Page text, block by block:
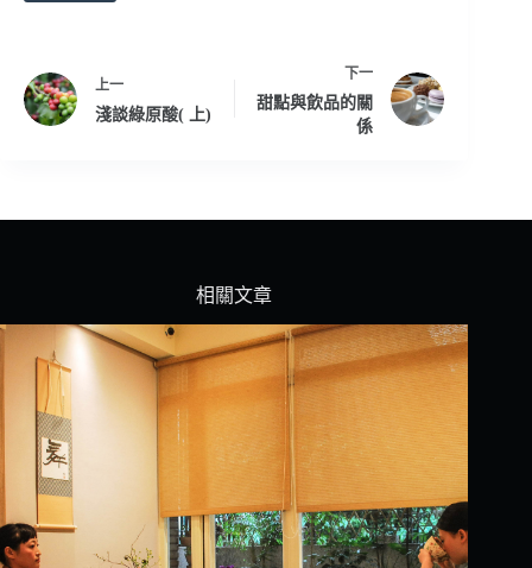
上一
淺談綠原酸( 上)
下一
甜點與飲品的關
係
相關文章